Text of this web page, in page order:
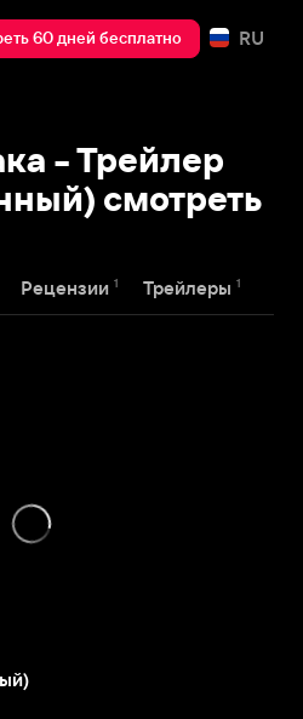
60 дней бесплатно RU
- Трейлер
смотреть
Рецензии 1 Трейлеры 1